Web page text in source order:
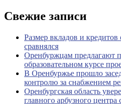
Свежие записи
Размер вкладов и
сравнялся
Оренбуржцам предлагают
образовательном курсе
В Оренбуржье прошло
контролю за снабжением
Оренбургская область
главного арбузного центра